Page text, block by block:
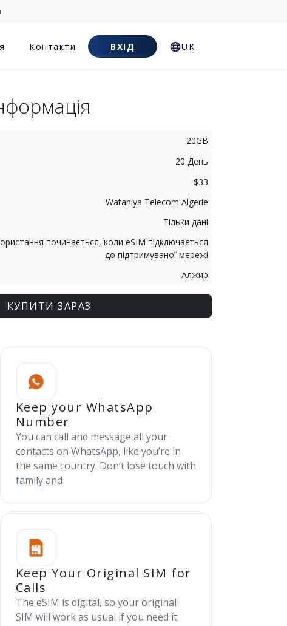
Контакти ВХІД UK
20GB
20 День
$33
Wataniya Telecom Algerie
Тільки дані
починається, коли eSIM підключається
до підтримуваної мережі
Алжир
КУПИТИ ЗАРАЗ
Keep your WhatsApp
Number
You can call and message all your
contacts on WhatsApp, like you’re in
the same country. Don’t lose touch with
family and
Keep Your Original SIM for
Calls
The eSIM is digital, so your original
SIM will work as usual if you need it.